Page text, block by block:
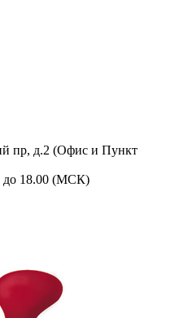
пр, д.2 (Офис и Пункт
до 18.00 (МСК)